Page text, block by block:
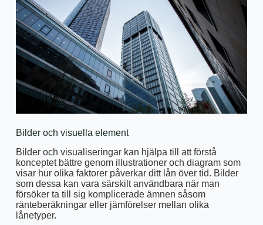
Bilder och visuella element
Bilder och visualiseringar kan hjälpa till att förstå
konceptet bättre genom illustrationer och diagram som
visar hur olika faktorer påverkar ditt lån över tid. Bilder
som dessa kan vara särskilt användbara när man
försöker ta till sig komplicerade ämnen såsom
ränteberäkningar eller jämförelser mellan olika
lånetyper.